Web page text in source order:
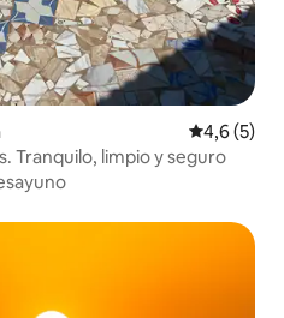
4,6 (5)
Tranquilo, limpio y seguro